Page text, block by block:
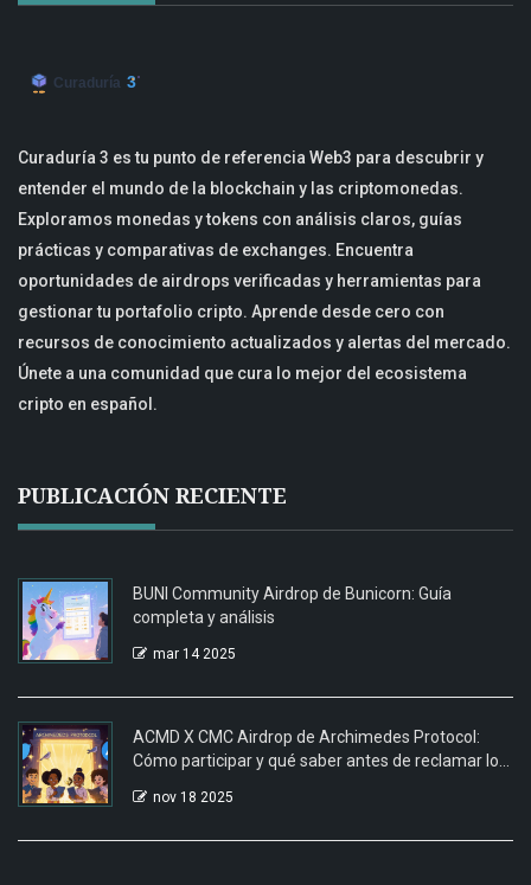
Curaduría 3 es tu punto de referencia Web3 para descubrir y
entender el mundo de la blockchain y las criptomonedas.
Exploramos monedas y tokens con análisis claros, guías
prácticas y comparativas de exchanges. Encuentra
oportunidades de airdrops verificadas y herramientas para
gestionar tu portafolio cripto. Aprende desde cero con
recursos de conocimiento actualizados y alertas del mercado.
Únete a una comunidad que cura lo mejor del ecosistema
cripto en español.
PUBLICACIÓN RECIENTE
BUNI Community Airdrop de Bunicorn: Guía
completa y análisis
mar 14 2025
ACMD X CMC Airdrop de Archimedes Protocol:
Cómo participar y qué saber antes de reclamar los
nov 18 2025